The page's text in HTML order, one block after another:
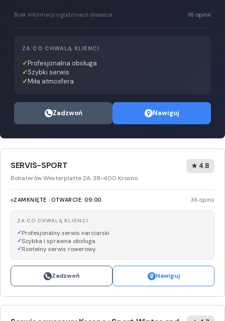
Brak informacji o godzinach otwarcia 16 opinii
ZA CO CHWALĄ KLIENCI
Profesjonalna obsługa
Szybki serwis
Miła atmosfera
Zadzwoń Nawiguj
SERVIS-SPORT
Bohaterów Westerplatte 2A, 38-400 Krosno
★ 4.8
ZAMKNIĘTE · OTWARCIE: 09:00 36 opinii
ZA CO CHWALĄ KLIENCI
Profesjonalny serwis narciarski
Szybka i sprawna obsługa
Rzetelny serwis rowerowy
Zadzwoń Nawiguj